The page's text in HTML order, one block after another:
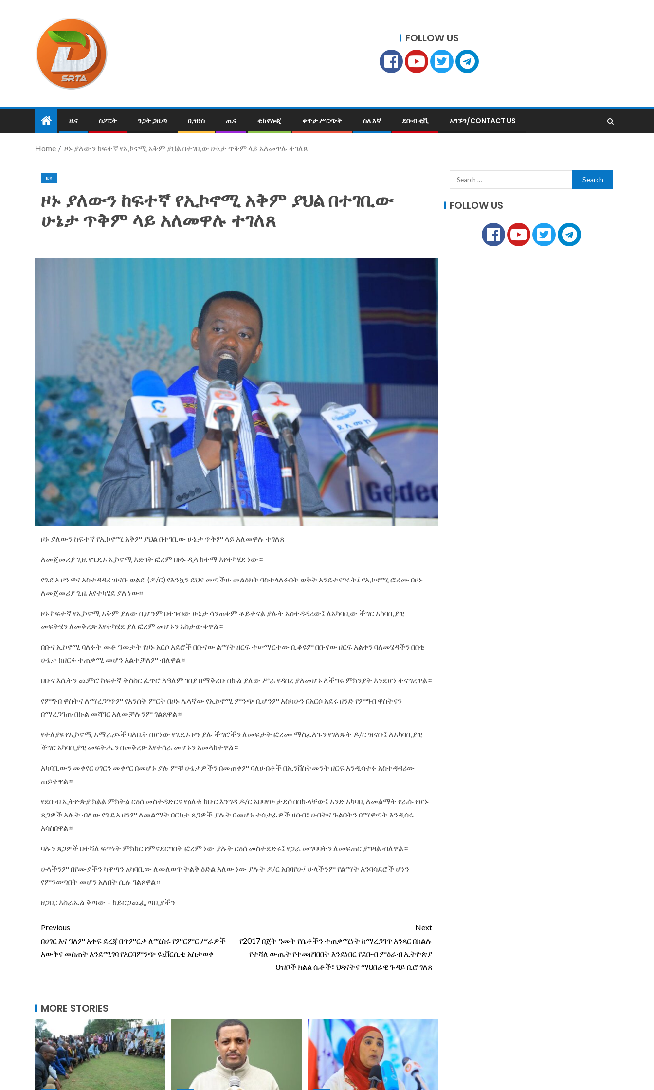
FOLLOW US
ዜና ስፖርት ንጋት ጋዜጣ ቢዝነስ ጤና ቴክኖሎጂ ቀጥታ ሥርጭት ስለ እኛ ደቡብ ቲቪ አግኙን/CONTACT US
Home ዞኑ ያለውን ከፍተኛ የኢኮኖሚ አቅም ያህል በተገቢው ሁኔታ ጥቅም ላይ አለመዋሉ ተገለጸ
ዜና
ዞኑ ያለውን ከፍተኛ የኢኮኖሚ አቅም ያህል በተገቢው
ሁኔታ ጥቅም ላይ አለመዋሉ ተገለጸ
ዞኑ ያለውን ከፍተኛ የኢኮኖሚ አቅም ያህል በተገቢው ሁኔታ ጥቅም ላይ አለመዋሉ ተገለጸ
ለመጀመሪያ ጊዜ የጌዴኦ ኢኮኖሚ እድገት ፎረም በዞኑ ዲላ ከተማ እየተካሄደ ነው።
የጌዴኦ ዞን ዋና አስተዳዳሪ ዝናቡ ወልዴ (ዶ/ር) የእንኳን ደህና መጣችሁ መልዕክት ባስተላለፉበት ወቅት እንደተናገሩት፤ የኢኮኖሚ ፎረሙ በዞኑ
ለመጀመሪያ ጊዜ እየተካሄደ ያለ ነው፡፡
ዞኑ ከፍተኛ የኢኮኖሚ አቅም ያለው ቢሆንም በተገብው ሁኔታ ሳንጠቀም ቆይተናል ያሉት አስተዳዳሪው፤ ለአካባቢው ችግር አካባቢያዊ
መፍትሄን ለመቅረጽ እየተካሄደ ያለ ፎረም መሆኑን አስታውቀዋል።
በቡና ኢኮኖሚ ባለፉት መቶ ዓመታት የዞኑ አርሶ አደሮች በቡናው ልማት ዘርፍ ተሠማርተው ቢቆዩም በቡናው ዘርፍ አልቀን ባለመሄዳችን በበቂ
ሁኔታ ከዘርፉ ተጠቃሚ መሆን አልተቻለም ብለዋል።
በቡና እሴትን ጨምሮ ከፍተኛ ትስስር ፈጥሮ ለዓለም ገበያ በማቅረቡ በኩል ያለው ሥራ የዳበረ ያለመሆኑ ለችግሩ ምክንያት እንደሆነ ተናግረዋል።
የምግብ ዋስትና ለማረጋገጥም የእንሰት ምርት በዞኑ ሌላኛው የኢኮኖሚ ምንጭ ቢሆንም እስካሁን በአርሶ አደሩ ዘንድ የምግብ ዋስትናን
በማረጋገጡ በኩል መሻገር አለመቻሉንም ገልጸዋል።
የተለያዩ የኢኮኖሚ አማራጮች ባለቤት በሆነው የጌዴኦ ዞን ያሉ ችግሮችን ለመፍታት ፎረሙ ማስፈለጉን የገለጹት ዶ/ር ዝናቡ፤ ለአካባቢያዊ
ችግር አካባቢያዊ መፍትሔን በመቅረጽ እየተሰራ መሆኑን አመላክተዋል።
አካባቢውን መቀየር ሀገርን መቀየር በመሆኑ ያሉ ምቹ ሁኔታዎችን በመጠቀም ባለሀብቶች በኢንቨስትመንት ዘርፍ እንዲሳተፉ አስተዳዳሪው
ጠይቀዋል።
የደቡብ ኢትዮጵያ ክልል ምክትል ርዕሰ መስተዳድርና የዕለቱ ክቡር እንግዳ ዶ/ር አበባየሁ ታደሰ በበኩላቸው፤ አንድ አካባቢ ለመልማት የራሱ የሆኑ
ጸጋዎች አሉት ብለው የጌዴኦ ዞንም ለመልማት በርካታ ጸጋዎች ያሉት በመሆኑ ተሳታፊዎች ሀሳብ፣ ሀብትና ጉልበትን በማዋጣት እንዲሰሩ
አሳስበዋል።
ባሉን ጸጋዎች በተሻለ ፍጥነት ምክክር የምናደርግበት ፎረም ነው ያሉት ርዕሰ መስተደድሩ፤ የጋራ መግባባትን ለመፍጠር ያግዛል ብለዋል።
ሁላችንም በየሙያችን ካዋጣን አካባቢው ለመለወጥ ትልቅ ዕድል አለው ነው ያሉት ዶ/ር አበባየሁ፤ ሁላችንም የልማት አንባሳደሮች ሆነን
የምንወጣበት መሆን አለበት ሲሉ ገልጸዋል።
ዘጋቢ: እስራኤል ቅጣው – ከይርጋጨፌ ጣቢያችን
Previous
በሀገር እና ዓለም አቀፍ ደረጃ በጥምርታ ለሚሰሩ የምርምር ሥራዎች
እውቅና መስጠት እንደሚገባ የአርባምንጭ ዩኒቨርሲቲ አስታወቀ
Next
የ2017 በጀት ዓመት የሴቶችን ተጠቃሚነት ከማረጋገጥ አንጻር በክልሉ
የተሻለ ውጤት የተመዘገበበት እንደነበር የደቡብ ምዕራብ ኢትዮጵያ
ህዝቦች ክልል ሴቶች፣ ህጻናትና ማህበራዊ ጉዳይ ቢሮ ገለጸ
MORE STORIES
FOLLOW US